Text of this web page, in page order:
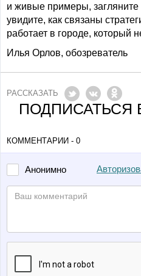
и живые примеры, загляните
увидите, как связаны
работает в городе, который
Илья Орлов, обозреватель
РАССКАЗАТЬ
ПОДПИСАТЬСЯ
КОММЕНТАРИИ - 0
Анонимно